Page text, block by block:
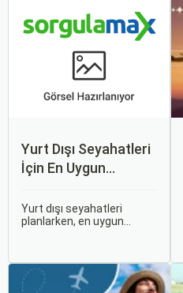
Yurt Dışı Seyahatleri
İçin En Uygun
Yurt dışı seyahatleri
planlarken, en uygun
daha keyifli bir tatil
geçirmenizi sağlar. Bu